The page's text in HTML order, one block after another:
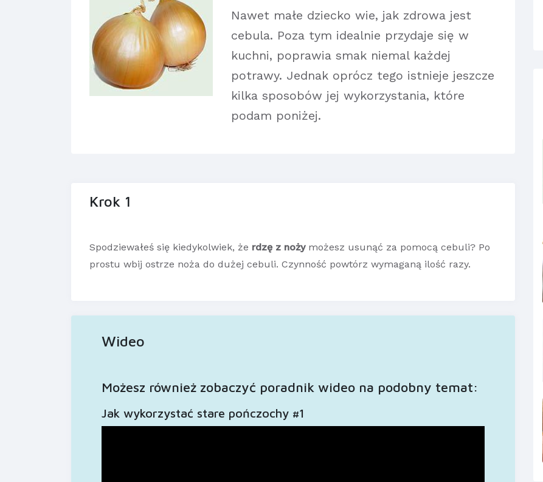
Nawet małe dziecko wie, jak zdrowa jest
cebula. Poza tym idealnie przydaje się w
kuchni, poprawia smak niemal każdej
potrawy. Jednak oprócz tego istnieje jeszcze
kilka sposobów jej wykorzystania, które
podam poniżej.
Krok 1
Spodziewałeś się kiedykolwiek, że rdzę z nożymożesz usunąć za pomocą cebuli? Po
prostu wbij ostrze noża do dużej cebuli. Czynność powtórz wymaganą ilość razy.
Wideo
Możesz również zobaczyć poradnik wideo na podobny temat:
Jak wykorzystać stare pończochy #1